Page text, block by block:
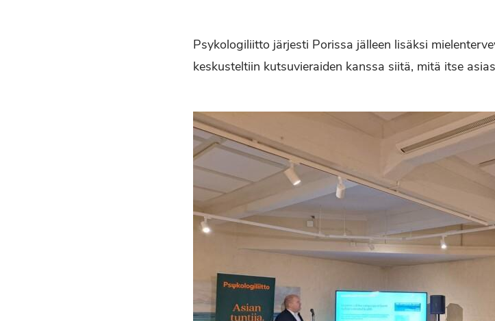
Psykologiliitto järjesti Porissa jälleen lisäksi
keskusteltiin kutsuvieraiden kanssa siitä, mitä itse